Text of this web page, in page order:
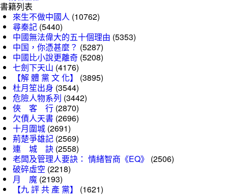
書籍列表
來生不做中國人 (10762)
尋秦記 (5440)
中國無法偉大的五十個理由 (5353)
中国，你憑甚麼？ (5287)
中國比小說更離奇 (5208)
七劍下天山 (4176)
【解 體 黨 文 化】
(3895)
杜月笙出身 (3544)
危險人物系列 (3442)
俠 客 行 (2870)
欠債人天書 (2696)
十月圍城 (2691)
荊楚爭雄記 (2569)
連 城 訣 (2558)
老闆及管理人要訣： 情緒智商《EQ》 (2506)
破碎虛空 (2218)
月 魔 (2193)
【九 評 共 產 黨】
(1621)